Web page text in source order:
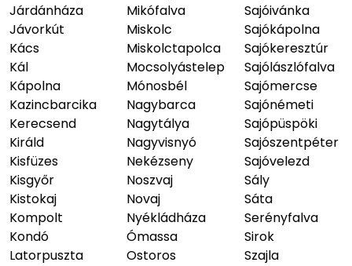
Járdánháza
Jávorkút
Kács
Kál
Kápolna
Kazincbarcika
Kerecsend
Királd
Kisfüzes
Kisgyőr
Kistokaj
Kompolt
Kondó
Latorpuszta
Mikófalva
Miskolc
Miskolctapolca
Mocsolyástelep
Mónosbél
Nagybarca
Nagytálya
Nagyvisnyó
Nekézseny
Noszvaj
Novaj
Nyékládháza
Ómassa
Ostoros
Sajóivánka
Sajókápolna
Sajókeresztúr
Sajólászlófalva
Sajómercse
Sajónémeti
Sajópüspöki
Sajószentpéter
Sajóvelezd
Sály
Sáta
Serényfalva
Sirok
Szajla